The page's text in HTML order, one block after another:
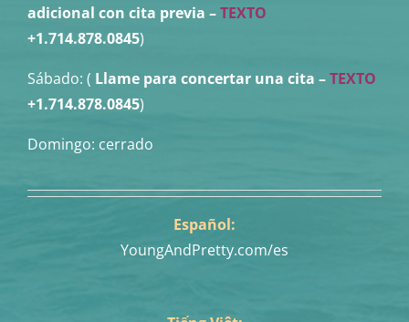
adicional con cita previa –TEXTO
+1.714.878.0845)
Sábado: ( Llame para concertar una cita –TEXTO
+1.714.878.0845)
Domingo: cerrado
Español:
YoungAndPretty.com/es